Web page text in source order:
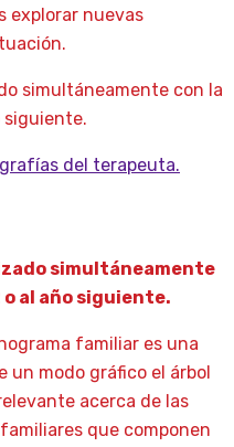
explorar nuevas
simultáneamente con la
siguiente.
del terapeuta.
simultáneamente
al año siguiente.
familiar es una
un modo gráfico el árbol
acerca de las
que componen